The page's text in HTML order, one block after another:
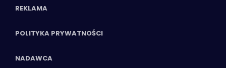
REKLAMA
POLITYKA PRYWATNOŚCI
NADAWCA